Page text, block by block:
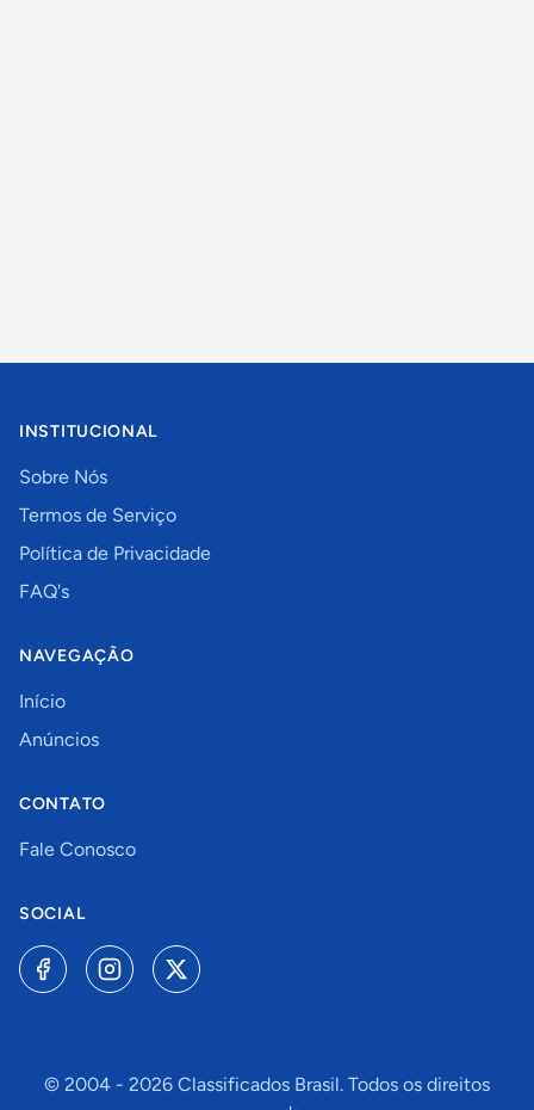
INSTITUCIONAL
Sobre Nós
Termos de Serviço
Política de Privacidade
FAQ's
NAVEGAÇÃO
Início
Anúncios
CONTATO
Fale Conosco
SOCIAL
© 2004 - 2026 Classificados Brasil. Todos os direitos